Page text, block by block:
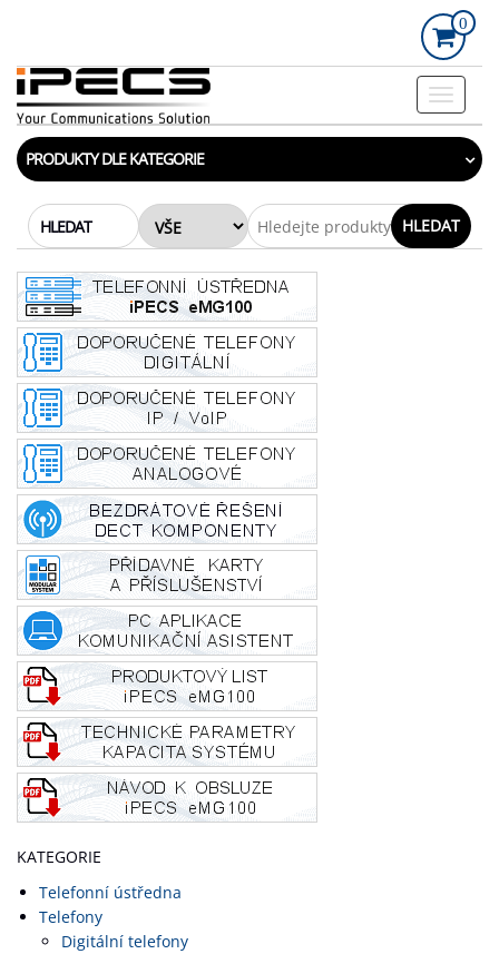
content
0
PRODUKTY DLE KATEGORIE
HLEDAT HLEDAT
KATEGORIE
Telefonní ústředna
Telefony
Digitální telefony